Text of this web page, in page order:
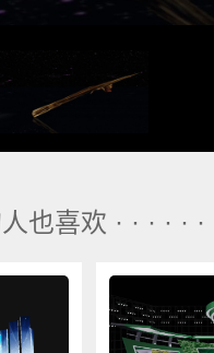
也喜欢 · · · · · ·